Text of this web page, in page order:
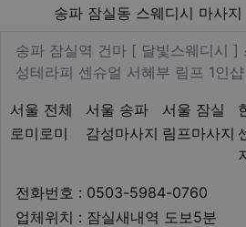
송파 잠실동 스
송파 잠실동 스웨디시 마사
업체 정보
송파 잠실역 건
송파 잠실역 건마 [ 달빛스웨디시 ]
성테라피 센슈얼 서혜부 림프 1인
서울 전체 서울 송파 서울 잠실
지역1
로미로미
감성마사지 림프마사지
테마
전화번호 : 0503-5984-0760
업체위치 : 잠실새내역 도보5분